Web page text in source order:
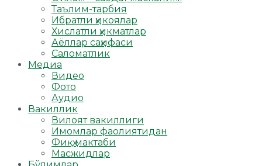
Таълим-тарбия
Ибратли ҳикоялар
Хислатли ҳикматлар
Аёллар саҳифаси
Саломатлик
Медиа
Видео
Фото
Аудио
Вакиллик
Вилоят вакиллиги
Имомлар фаолиятидан
Фиқҳ мактаби
Масжидлар